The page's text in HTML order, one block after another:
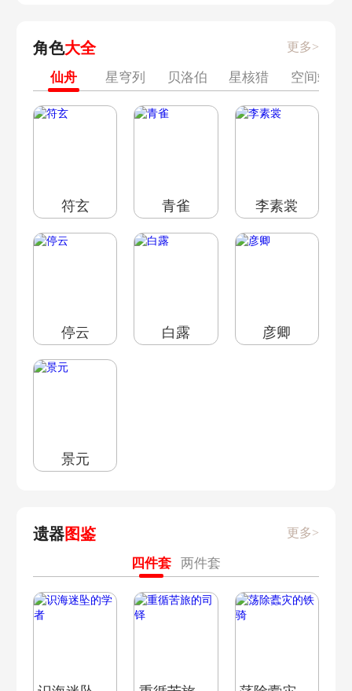
角色大全 更多>
仙舟
星穹列
贝洛伯
格
星核猎
手
空间站
[黑塔]
符玄 青雀 李素裳
停云 白露 彦卿
景元
遗器图鉴 更多>
四件套 两件套